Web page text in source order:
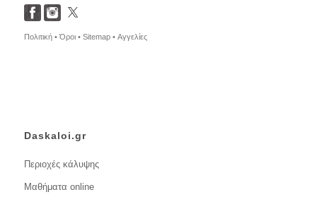
Πολιτική •Όροι • Sitemap • Αγγελίες
Daskaloi.gr
Περιοχές κάλυψης
Μαθήματα online